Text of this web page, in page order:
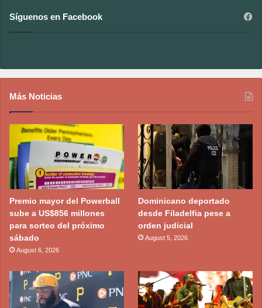
Síguenos en Facebook
Más Noticias
Premio mayor del Powerball
sube a US$856 millones
para sorteo del próximo
sábado
August 6, 2026
Dominicano deportado
desde Filadelfia pese a
orden judicial
August 5, 2026